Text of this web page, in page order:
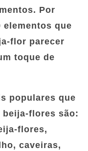
Por
que
flor parecer
toque de
populares que
beija-flores são:
flores,
caveiras,